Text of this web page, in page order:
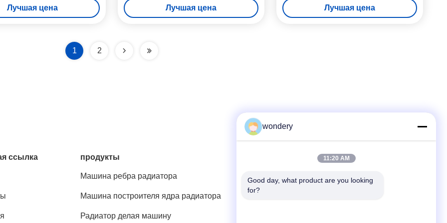
радиаторов до 800*800
Лучшая цена
электростанций
Лучшая цена
требованиям клиентов идеально
Лучшая цена
1 2
ссылка продукты
Машина ребра радиатора
Машина построителя ядра радиатора
Радиатор делая машину
Быстрый контакт
Телефон
wondery
11:20 AM
Good day, what product are you looking
for?